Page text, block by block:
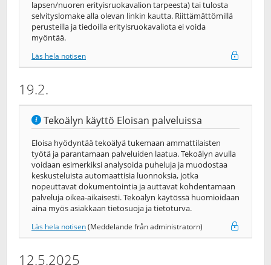
lapsen/nuoren erityisruokavalion tarpeesta) tai tulosta
selvityslomake alla olevan linkin kautta. Riittämättömillä
perusteilla ja tiedoilla erityisruokavaliota ei voida
myöntää.
Läs hela notisen
19.2.
Tekoälyn käyttö Eloisan palveluissa
Eloisa hyödyntää tekoälyä tukemaan ammattilaisten
työtä ja parantamaan palveluiden laatua. Tekoälyn avulla
voidaan esimerkiksi analysoida puheluja ja muodostaa
keskusteluista automaattisia luonnoksia, jotka
nopeuttavat dokumentointia ja auttavat kohdentamaan
palveluja oikea-​aikaisesti. Tekoälyn käytössä huomioidaan
aina myös asiakkaan tietosuoja ja tietoturva.
Läs hela notisen(Meddelande från administratorn)
12.5.2025